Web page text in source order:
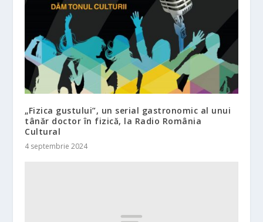
„Fizica gustului”, un serial gastronomic al unui
tânăr doctor în fizică, la Radio România
Cultural
4 septembrie 2024